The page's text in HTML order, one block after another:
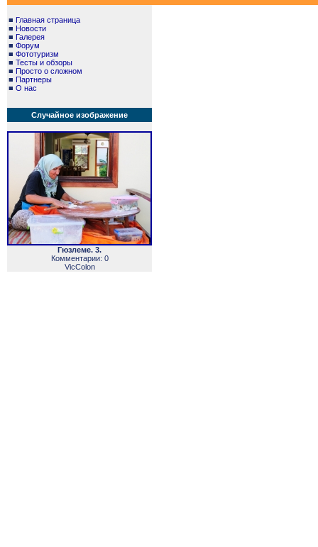
■ Главная страница
■ Новости
■ Галерея
■ Форум
■ Фототуризм
■ Тесты и обзоры
■ Просто о сложном
■ Партнеры
■ О нас
Случайное изображение
Гюзлеме. 3.
Комментарии: 0
VicColon